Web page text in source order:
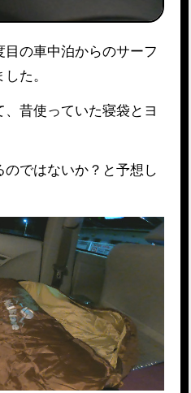
た。
昔使っていた寝袋とヨ
ではないか？と予想し